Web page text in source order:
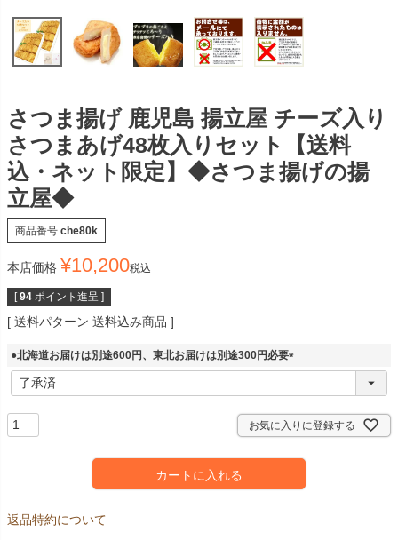
さつま揚げ 鹿児島 揚立屋 チーズ入り
さつまあげ48枚入りセット【送料
込・ネット限定】◆さつま揚げの揚
立屋◆
商品番号 che80k
本店価格 ¥10,200税込
[ 94 ポイント進呈 ]
送料パターン 送料込み商品
●北海道お届けは別途600円、東北お届けは別途300円必要
(
お気に入りに登録する
カートに入れる
返品特約について